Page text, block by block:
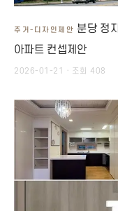
주거-디자인제안 분당 정
아파트 컨셉제안
2026-01-21 · 조회 408